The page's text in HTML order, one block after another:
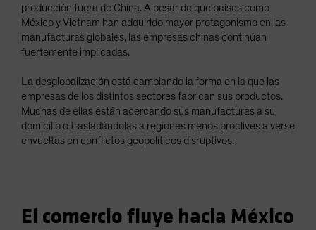
producción fuera de China. A pesar de que países como
México y Vietnam han adquirido mayor protagonismo en las
manufacturas globales, las empresas chinas continúan
fuertemente implicadas.
La desglobalización está cambiando la forma en la que las
empresas de los distintos sectores fabrican sus productos.
Muchas de ellas están acercando sus manufacturas a su
domicilio o trasladándolas a regiones menos proclives a verse
envueltas en conflictos geopolíticos disruptivos.
El comercio fluye hacia México